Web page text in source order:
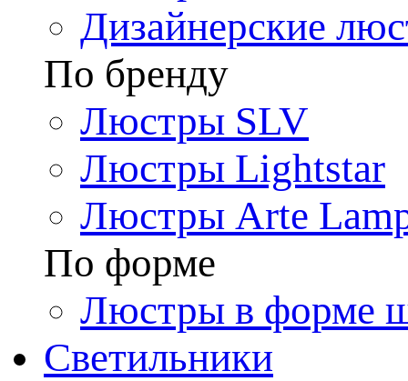
Дизайнерские
По бренду
Люстры SLV
Люстры Lightstar
Люстры Arte
По форме
Люстры в форме
Светильники